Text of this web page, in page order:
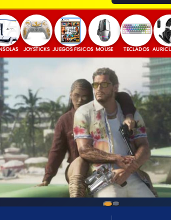
JOYSTICKS JUEGOS FISICOS MOUSE TECLADOS AURICULARES